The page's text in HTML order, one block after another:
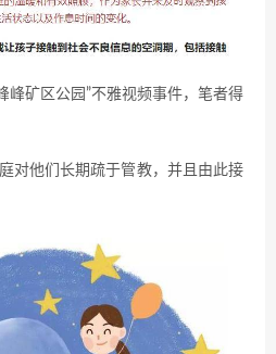
峰矿区公园”不雅视频事件，笔者得
对他们长期疏于管教，并且由此接